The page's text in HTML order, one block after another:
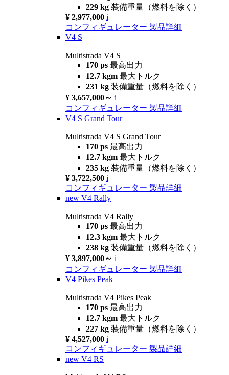
229 kg 装備重量（燃料を除く）
¥ 2,977,000 i
コンフィギュレーター 製品詳細
V4 S
Multistrada V4 S
170 ps 最高出力
12.7 kgm 最大トルク
231 kg 装備重量（燃料を除く）
¥ 3,657,000～ i
コンフィギュレーター 製品詳細
V4 S Grand Tour
Multistrada V4 S Grand Tour
170 ps 最高出力
12.7 kgm 最大トルク
235 kg 装備重量（燃料を除く）
¥ 3,722,500 i
コンフィギュレーター 製品詳細
new V4 Rally
Multistrada V4 Rally
170 ps 最高出力
12.3 kgm 最大トルク
238 kg 装備重量（燃料を除く）
¥ 3,897,000～ i
コンフィギュレーター 製品詳細
V4 Pikes Peak
Multistrada V4 Pikes Peak
170 ps 最高出力
12.7 kgm 最大トルク
227 kg 装備重量（燃料を除く）
¥ 4,527,000 i
コンフィギュレーター 製品詳細
new V4 RS